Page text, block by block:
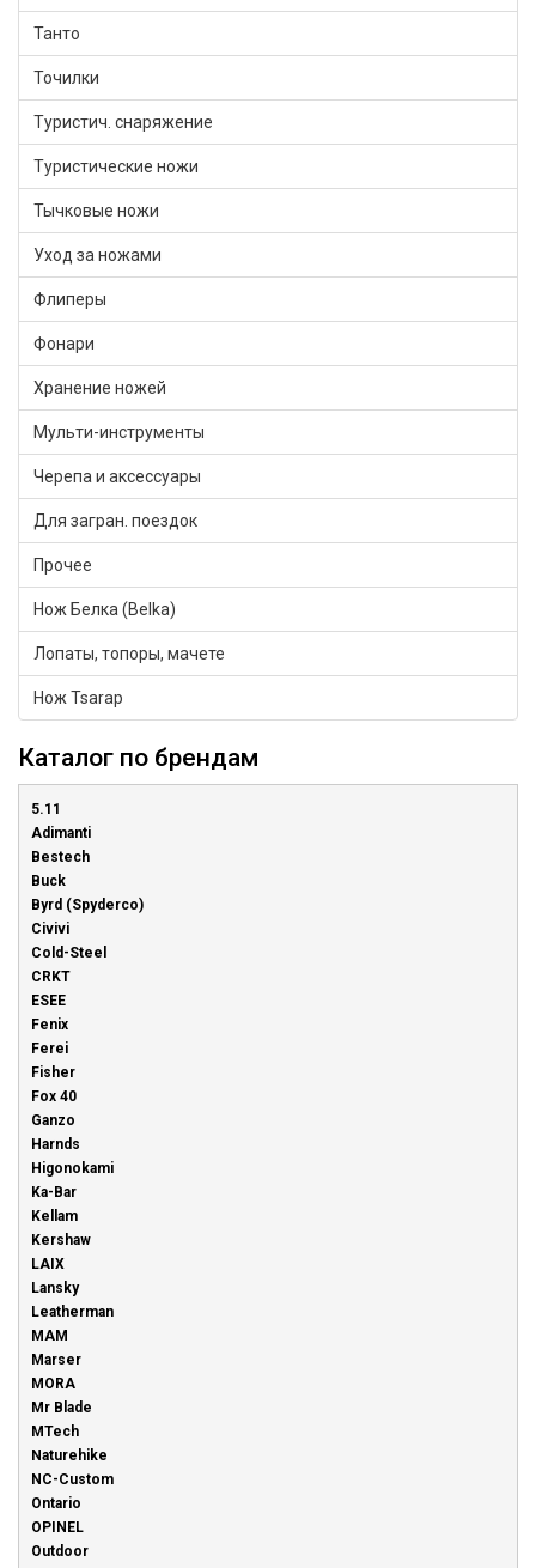
Танто
Точилки
Туристич. снаряжение
Туристические ножи
Тычковые ножи
Уход за ножами
Флиперы
Фонари
Хранение ножей
Мульти-инструменты
Черепа и аксессуары
Для загран. поездок
Прочее
Нож Белка (Belka)
Лопаты, топоры, мачете
Нож Tsarap
Каталог по брендам
5.11
Adimanti
Bestech
Buck
Byrd (Spyderco)
Civivi
Cold-Steel
CRKT
ESEE
Fenix
Ferei
Fisher
Fox 40
Ganzo
Harnds
Higonokami
Ka-Bar
Kellam
Kershaw
LAIX
Lansky
Leatherman
MAM
Marser
MORA
Mr Blade
MTech
Naturehike
NC-Custom
Ontario
OPINEL
Outdoor